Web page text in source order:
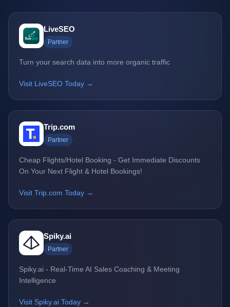
LiveSEO
Partner
Turn your search data into more organic traffic
Visit LiveSEO Today →
Trip.com
Partner
Cheap Flights/Hotel Booking - Get Immediate Discounts
On Your Next Flight & Hotel Bookings!
Visit Trip.com Today →
Spiky.ai
Partner
Spiky.ai - Real-Time AI Sales Coaching & Meeting
Intelligence
Visit Spiky.ai Today →